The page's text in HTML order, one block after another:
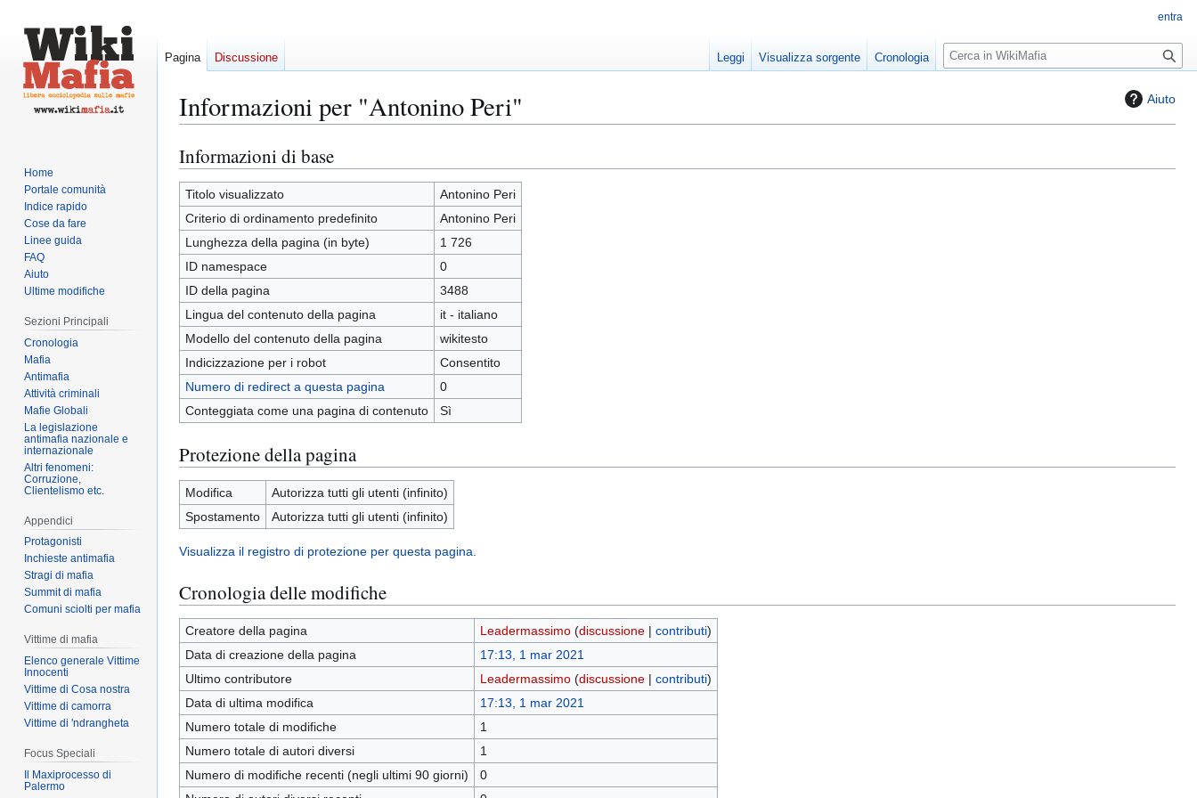
Aiuto
Informazioni per "Antonino Peri"
Vai
alla
navigazione
Vai
alla
ricerca
Informazioni di base
Titolo visualizzato
Antonino Peri
Criterio di ordinamento predefinito
Antonino Peri
Lunghezza della pagina (in byte)
1 726
ID namespace
0
ID della pagina
3488
Lingua del contenuto della pagina
it - italiano
Modello del contenuto della pagina
wikitesto
Indicizzazione per i robot
Consentito
Numero di redirect a questa pagina
0
Conteggiata come una pagina di contenuto
Sì
Protezione della pagina
Modifica
Autorizza tutti gli utenti (infinito)
Spostamento
Autorizza tutti gli utenti (infinito)
Visualizza il registro di protezione per questa pagina.
Cronologia delle modifiche
Creatore della pagina Leadermassimo (discussione| contributi)
Data di creazione della pagina
17:13, 1 mar 2021
Ultimo contributore
Leadermassimo (discussione| contributi)
Data di ultima modifica
17:13, 1 mar 2021
Numero totale di modifiche
1
Numero totale di autori diversi
1
Numero di modifiche recenti (negli ultimi 90 giorni)
0
entra
Pagina Discussione Leggi Visualizza sorgente Cronologia
R
i
r
a
Home
Portale comunità
Indice rapido
Cose da fare
Linee guida
FAQ
Aiuto
Ultime modifiche
Sezioni Principali
Cronologia
Mafia
Antimafia
Attività criminali
Mafie Globali
La legislazione
antimafia nazionale e
internazionale
Altri fenomeni:
Corruzione,
Clientelismo etc.
Appendici
Protagonisti
Inchieste antimafia
Stragi di mafia
Summit di mafia
Comuni sciolti per mafia
Vittime di mafia
Elenco generale Vittime
Innocenti
Vittime di Cosa nostra
Vittime di camorra
Vittime di 'ndrangheta
Focus Speciali
Il Maxiprocesso di
Palermo